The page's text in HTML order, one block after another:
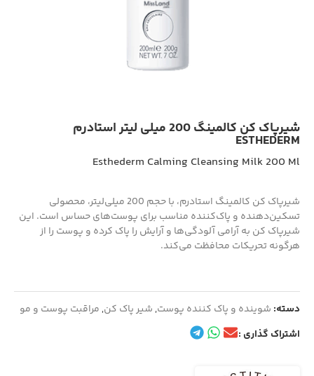
شیرپاک کن کالمینگ 200 میلی لیتر استادرم
ESTHEDERM
Esthederm Calming Cleansing Milk 200 Ml
شیرپاک کن کالمینگ استادرم، با حجم 200 میلی‌لیتر، محصولی
تسکین‌دهنده و پاک‌کننده مناسب برای پوست‌های حساس است. این
شیرپاک کن به آرامی آلودگی‌ها و آرایش را پاک کرده و پوست را از
هرگونه تحریکات محافظت می‌کند.
دسته: شوینده و پاک کننده پوست,شیر پاک کن,مراقبت پوست و مو
اشتراک گذاری :